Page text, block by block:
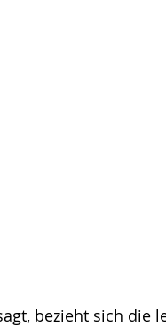
bezieht sich die